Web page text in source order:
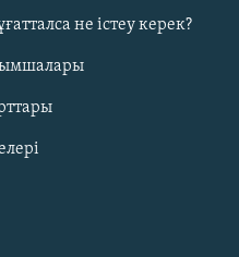
не істеу керек?